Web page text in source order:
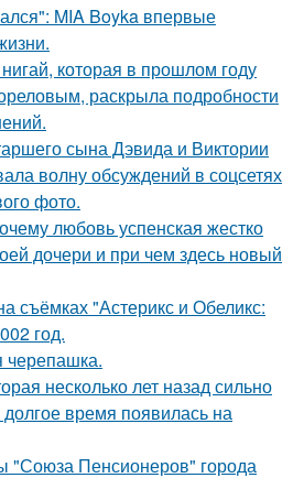
MIA Boyka впервые
которая в прошлом году
раскрыла подробности
сына Дэвида и Виктории
волну обсуждений в соцсетях
фото.
любовь успенская жестко
дочери и при чем здесь новый
съёмках "Астерикс и Обеликс:
год.
черепашка.
несколько лет назад сильно
время появилась на
"Союза Пенсионеров" города